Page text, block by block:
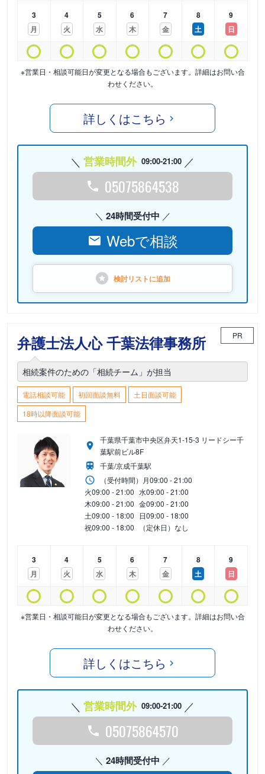
3
月
4
火
5
水
6
木
7
金
8
土
9
日
※営業日・相談可能日が変更となる場合もございます。詳細はお問い合
わせください。
詳しくはこちら
営業時間外 09:00-21:00
05075864538
24時間受付中
Webで相談
検討リストに追加
弁護士法人心 千葉法律事務所 PR
相続案件のための「相続チーム」が担当
電話相談可能 初回面談無料
土日面談可能
18時以降面談可能
千葉県千葉市中央区弁天1-15-3 リードシー千
葉駅前ビル8F
千葉/京成千葉駅
（受付時間） 月09:00 - 21:00
火09:00 - 21:00 水09:00 - 21:00
木09:00 - 21:00 金09:00 - 21:00
土09:00 - 18:00 日09:00 - 18:00
祝09:00 - 18:00 （定休日）なし
3
月
4
火
5
水
6
木
7
金
8
土
9
日
※営業日・相談可能日が変更となる場合もございます。詳細はお問い合
わせください。
詳しくはこちら
営業時間外 09:00-21:00
05075864570
24時間受付中